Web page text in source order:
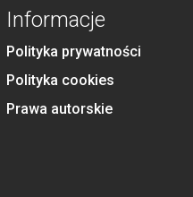
Informacje
Polityka prywatności
Polityka cookies
Prawa autorskie